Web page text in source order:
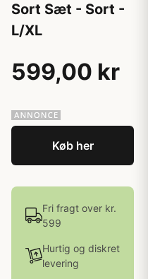
Sort Sæt - Sort -
L/XL
599,00 kr
Køb her
Fri fragt over kr.
599
Hurtig og diskret
levering